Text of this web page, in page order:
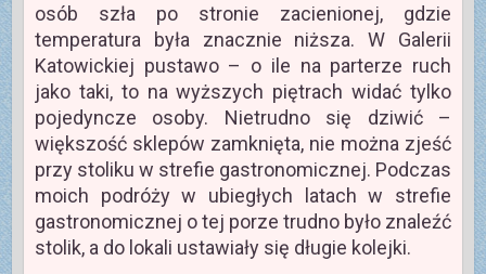
osób szła po stronie zacienionej, gdzie
temperatura była znacznie niższa. W Galerii
Katowickiej pustawo – o ile na parterze ruch
jako taki, to na wyższych piętrach widać tylko
pojedyncze osoby. Nietrudno się dziwić –
większość sklepów zamknięta, nie można zjeść
przy stoliku w strefie gastronomicznej. Podczas
moich podróży w ubiegłych latach w strefie
gastronomicznej o tej porze trudno było znaleźć
stolik, a do lokali ustawiały się długie kolejki.